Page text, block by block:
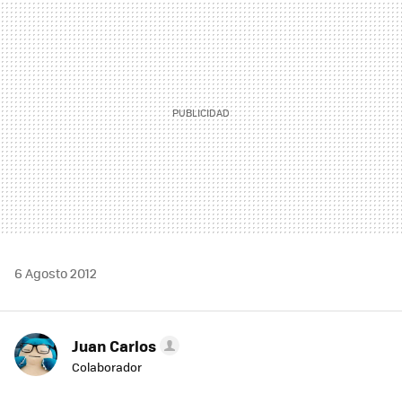
MAIL
6 Agosto 2012
Juan Carlos
Colaborador